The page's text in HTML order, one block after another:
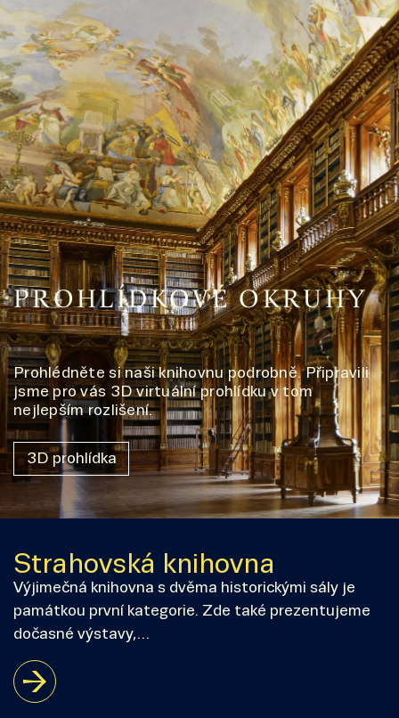
PROHLÍDKOVÉ OKRUHY
Prohlédněte si naši knihovnu podrobně. Připravili
jsme pro vás 3D virtuální prohlídku v tom
nejlepším rozlišení.
3D prohlídka
Strahovská knihovna
Výjimečná knihovna s dvěma historickými sály je
památkou první kategorie. Zde také prezentujeme
dočasné výstavy,…